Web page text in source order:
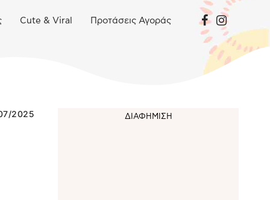
Cute & Viral Προτάσεις Αγοράς
2025